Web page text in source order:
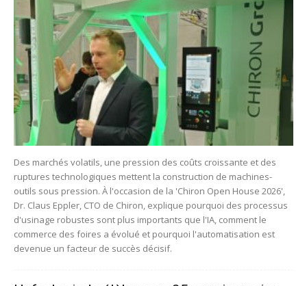
Des marchés volatils, une pression des coûts croissante et des
ruptures technologiques mettent la construction de machines-
outils sous pression. À l'occasion de la 'Chiron Open House 2026',
Dr. Claus Eppler, CTO de Chiron, explique pourquoi des processus
d'usinage robustes sont plus importants que l'IA, comment le
commerce des foires a évolué et pourquoi l'automatisation est
devenue un facteur de succès décisif.